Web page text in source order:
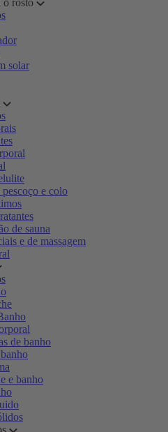
o rosto
solar
pescoço e colo
de sauna
e de massagem
de banho
e banho